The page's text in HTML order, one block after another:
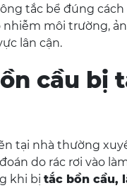
tắc bể đúng
môi trường,
lân cận.
cầu bị
tại nhà thường
do rác rơi vào
khi bị tắc bồn cầu,